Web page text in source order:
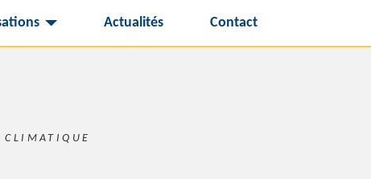
Actualités Contact
CLIMATIQUE